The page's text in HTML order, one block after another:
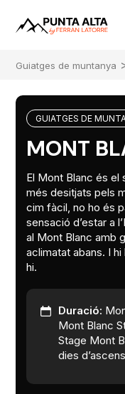
Guiatges de muntanya
GUIATGES DE
MONT
El Mont Blanc és el
més desitjats pels
cim fàcil, no ho és
sensació d’estar a
al Mont Blanc amb
aclimatat abans. I
hi.
Duració:
Mont Blanc
Stage Mont
dies